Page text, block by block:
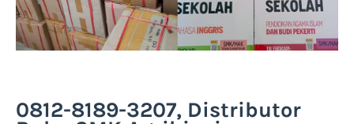
0812-8189-3207, Distributor